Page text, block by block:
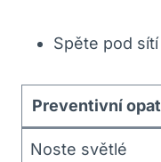
Spěte pod
Preventivní
Noste světlé